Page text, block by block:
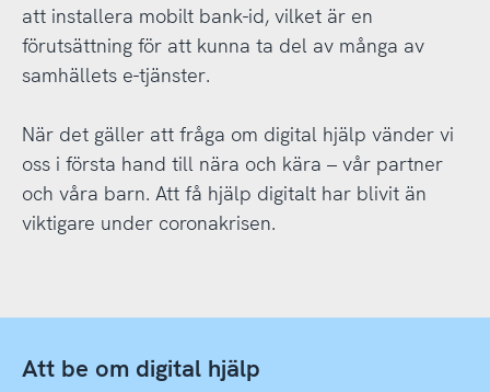
att installera mobilt bank-id, vilket är en
förutsättning för att kunna ta del av många av
samhällets e-tjänster.
När det gäller att fråga om digital hjälp vänder vi
oss i första hand till nära och kära – vår partner
och våra barn. Att få hjälp digitalt har blivit än
viktigare under coronakrisen.
Att be om digital hjälp